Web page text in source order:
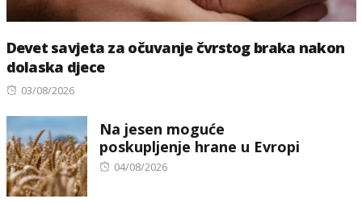
Devet savjeta za očuvanje čvrstog braka nakon
dolaska djece
Posted
03/08/2026
Na jesen moguće
poskupljenje hrane u Evropi
Posted
04/08/2026